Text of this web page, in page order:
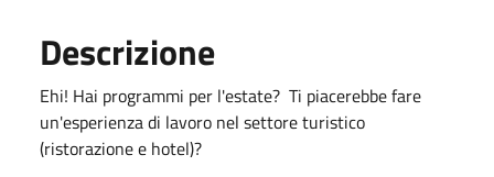
Descrizione
Ehi! Hai programmi per l'estate? Ti piacerebbe fare
un'esperienza di lavoro nel settore turistico
(ristorazione e hotel)?